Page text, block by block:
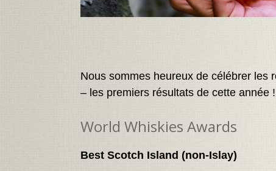
Nous sommes heureux de célébrer les
– les premiers résultats de cette année !
World Whiskies Awards
Best Scotch Island (non-Islay)